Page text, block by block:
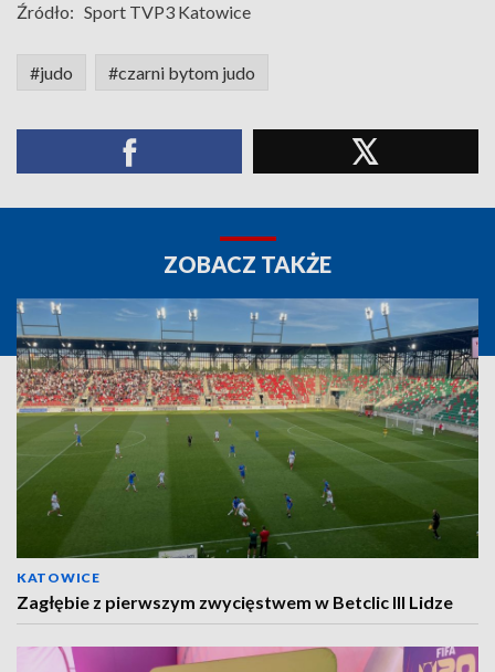
Źródło: Sport TVP3 Katowice
#judo #czarni bytom judo
ZOBACZ TAKŻE
KATOWICE
Zagłębie z pierwszym zwycięstwem w Betclic III Lidze